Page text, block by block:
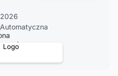
2026
Automatyczna